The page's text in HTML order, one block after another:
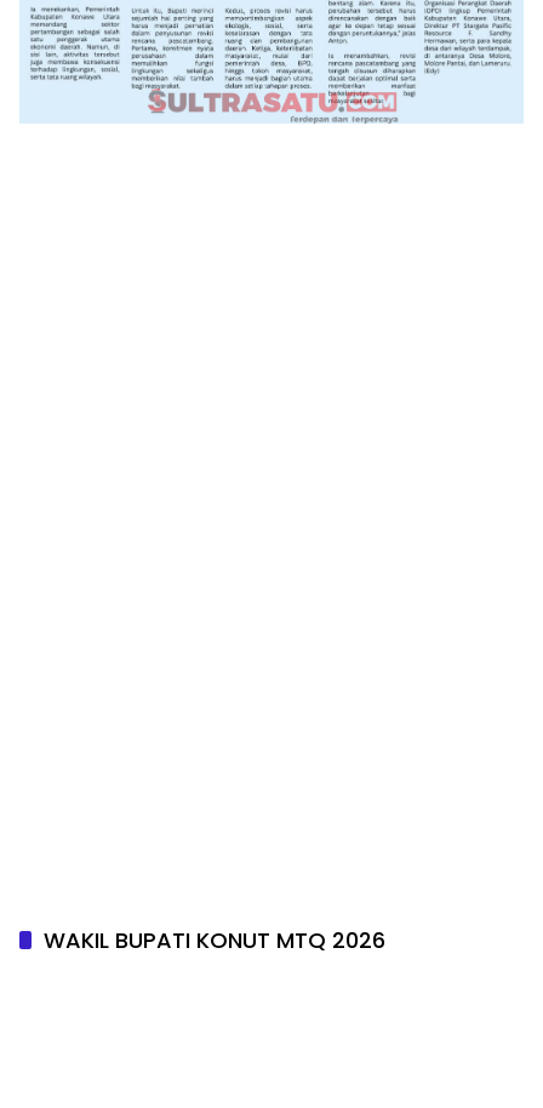
WAKIL BUPATI KONUT MTQ 2026